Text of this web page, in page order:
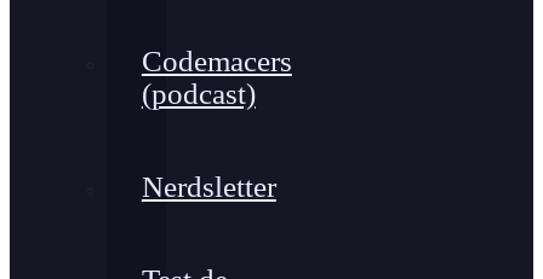
Codemacers
(podcast)
Nerdsletter